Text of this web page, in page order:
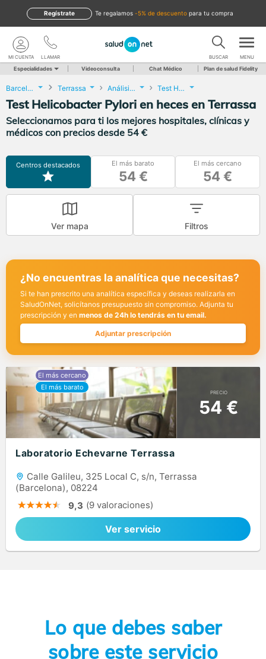
te regalamos -5% de descuento para tu compra
Regístrate
LLAMAR
MI CUENTA BUSCAR MENU
Especialidades Videoconsulta Chat Médico Plan de salud Fidelity
Barcelona Terrassa Análisis Clínicos Test Helicobacter Pylori en heces
Test Helicobacter Pylori en heces en Terrassa
Seleccionamos para ti los mejores hospitales, clínicas y
médicos con precios desde 54 €
Centros destacados El más barato
54 €
El más cercano
54 €
Ver mapa Filtros
¿No encuentras la analítica que necesitas?
Si te han prescrito una analítica específica y deseas realizarla en
SaludOnNet, solicítanos presupuesto sin compromiso. Adjunta tu
prescripción y en menos de 24h lo tendrás en tu email.
Adjuntar prescripción
PRECIO
54 €
Laboratorio Echevarne Terrassa
Calle Galileu, 325 Local C, s/n, Terrassa
(Barcelona), 08224
9,3 (9 valoraciones)
Ver servicio
Lo que debes saber
sobre este servicio